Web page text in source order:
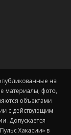
на
материалы, фото,
объектами
с действующим
Допускается
Хакасии» в